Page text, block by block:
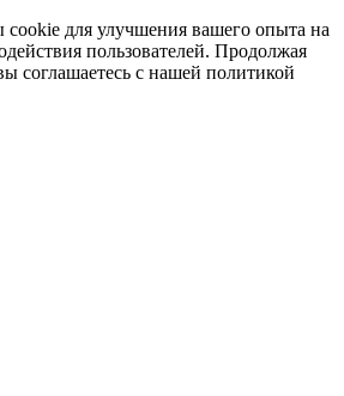
для улучшения вашего опыта на
пользователей. Продолжая
соглашаетесь с нашей политикой